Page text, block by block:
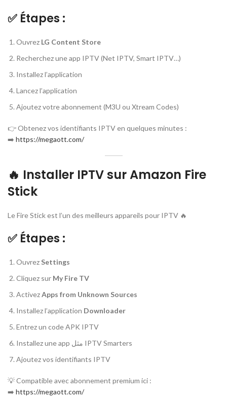
✅ Étapes :
Ouvrez LG Content Store
Recherchez une app IPTV (Net IPTV, Smart IPTV…)
Installez l’application
Lancez l’application
Ajoutez votre abonnement (M3U ou Xtream Codes)
👉 Obtenez vos identifiants IPTV en quelques minutes :
➡️ https://megaott.com/
🔥 Installer IPTV sur Amazon Fire
Stick
Le Fire Stick est l’un des meilleurs appareils pour IPTV 🔥
✅ Étapes :
Ouvrez Settings
Cliquez sur My Fire TV
ActivezApps from Unknown Sources
Installez l’application Downloader
Entrez un code APK IPTV
Installez une app مثل IPTV Smarters
Ajoutez vos identifiants IPTV
💡 Compatible avec abonnement premium ici :
➡️ https://megaott.com/